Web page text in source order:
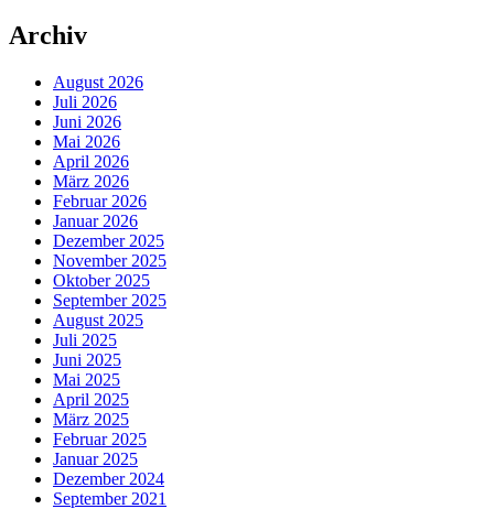
Archiv
August 2026
Juli 2026
Juni 2026
Mai 2026
April 2026
März 2026
Februar 2026
Januar 2026
Dezember 2025
November 2025
Oktober 2025
September 2025
August 2025
Juli 2025
Juni 2025
Mai 2025
April 2025
März 2025
Februar 2025
Januar 2025
Dezember 2024
September 2021